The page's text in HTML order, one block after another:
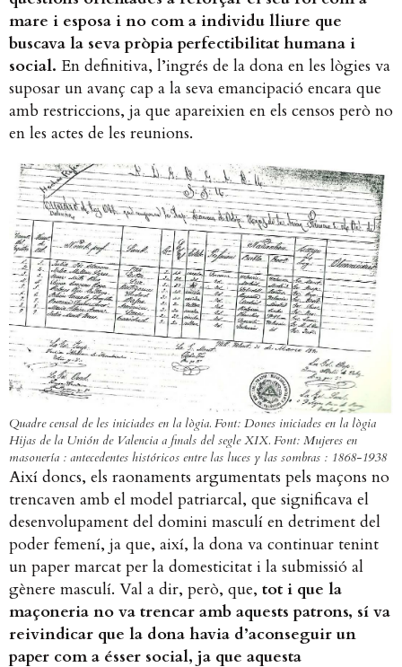
mare i esposa i no com a individu lliure que
buscava la seva pròpia perfectibilitat humana i
social. En definitiva, l’ingrés de la dona en les lògies va
suposar un avanç cap a la seva emancipació encara que
amb restriccions, ja que apareixien en els censos però no
en les actes de les reunions.
Quadre censal de les iniciades en la lògia. Font: Dones iniciades en la lògia
Hijas de la Unión de Valencia a finals del segle XIX. Font: Mujeres en
masonería : antecedentes históricos entre las luces y las sombras : 1868-1938
Així doncs, els raonaments argumentats pels maçons no
trencaven amb el model patriarcal, que significava el
desenvolupament del domini masculí en detriment del
poder femení, ja que, així, la dona va continuar tenint
un paper marcat per la domesticitat i la submissió al
gènere masculí. Val a dir, però, que, tot i que la
maçoneria no va trencar amb aquests patrons, sí va
reivindicar que la dona havia d’aconseguir un
paper com a ésser social, ja que aquesta